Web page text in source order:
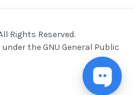
Rights Reserved.
under the GNU General Public